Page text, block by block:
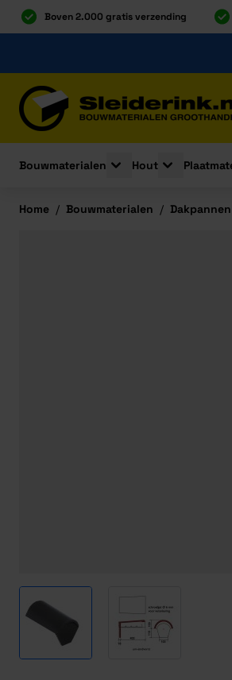
Boven 2.000 gratis verzending
Bouwmaterialen
Toggle submenu for
Hout
Toggle
Home / Bouwmaterialen / Dakpannen